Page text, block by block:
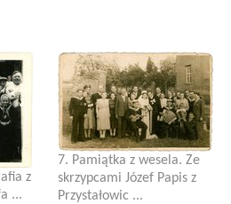
z
...
7. Pamiątka z wesela. Ze
skrzypcami Józef Papis z
Przystałowic ...